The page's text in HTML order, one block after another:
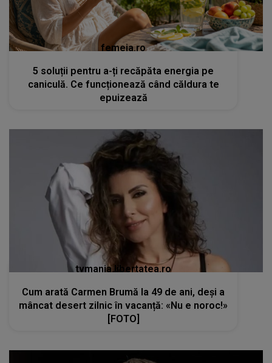
femeia.ro
5 soluții pentru a-ți recăpăta energia pe
caniculă. Ce funcționează când căldura te
epuizează
tvmania.libertatea.ro
Cum arată Carmen Brumă la 49 de ani, deși a
mâncat desert zilnic în vacanță: «Nu e noroc!»
[FOTO]